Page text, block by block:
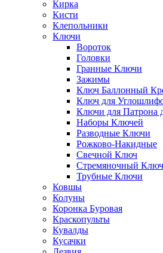
Кирка
Кисти
Клепольники
Ключи
Вороток
Головки
Гранные Ключи
Зажимы
Ключ Баллонный
Ключ для
Ключи для Патрона
Наборы Ключей
Разводные Ключи
Рожково-Накидные
Свечной Ключ
Стремяночный Ключ
Трубные Ключи
Ковшы
Колуны
Коронка Буровая
Краскопульты
Кувалды
Кусачки